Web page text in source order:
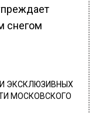
снегом
ЭКСКЛЮЗИВНЫХ
МОСКОВСКОГО